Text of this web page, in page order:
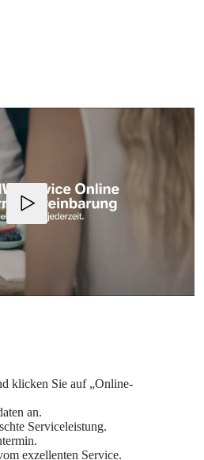
klicken Sie auf „Online-
an.
Serviceleistung.
exzellenten Service.